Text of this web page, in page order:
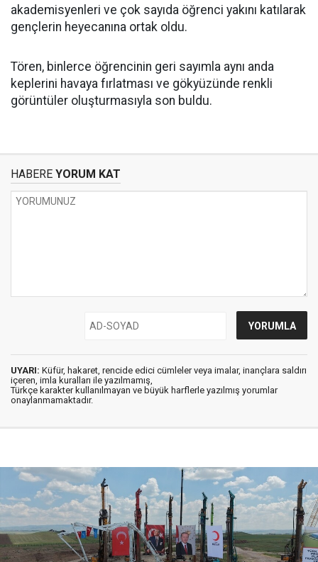
akademisyenleri ve çok sayıda öğrenci yakını katılarak
gençlerin heyecanına ortak oldu.
Tören, binlerce öğrencinin geri sayımla aynı anda
keplerini havaya fırlatması ve gökyüzünde renkli
görüntüler oluşturmasıyla son buldu.
HABERE YORUM KAT
UYARI: Küfür, hakaret, rencide edici cümleler veya imalar, inançlara saldırı
içeren, imla kuralları ile yazılmamış,
Türkçe karakter kullanılmayan ve büyük harflerle yazılmış yorumlar
onaylanmamaktadır.